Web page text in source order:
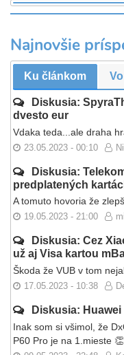
Najnovšie
Ku článkom
Diskusia:
dvesto eur
Vdaka teda...ale draha
23.05.2023 - 00:10
Diskusia:
predplatených
A tomuto hovoria že
19.05.2023 - 21:00
Diskusia: Cez
už aj Visa kartou
Škoda že VUB v tom
17.05.2023 - 10:38
Diskusia:
Inak som si všimol, že
P60 Pro je na 1.mieste